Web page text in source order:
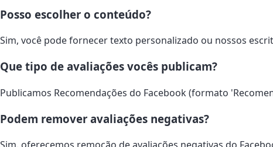
Posso escolher o conteúdo?
Sim, você pode fornecer texto personalizado ou nossos
Que tipo de avaliações vocês publicam?
Publicamos Recomendações do Facebook (formato
Podem remover avaliações negativas?